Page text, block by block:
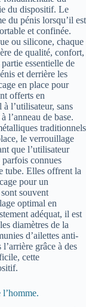
du dispositif. Le
du pénis lorsqu’il est
et confinée.
ou silicone, chaque
de qualité, confort,
essentielle de
et derrière les
en place pour
offerts en
l’utilisateur, sans
l’anneau de base.
traditionnels
le verrouillage
que l’utilisateur
parfois connues
tube. Elles offrent la
pour un
souvent
optimal en
adéquat, il est
diamètres de la
d’ailettes anti-
grâce à des
cette